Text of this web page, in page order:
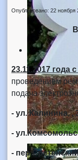
Опубликовано: 22 ноября
23.11.2017 года с
проведением
подача
- ул. Калинина, ,
-
-